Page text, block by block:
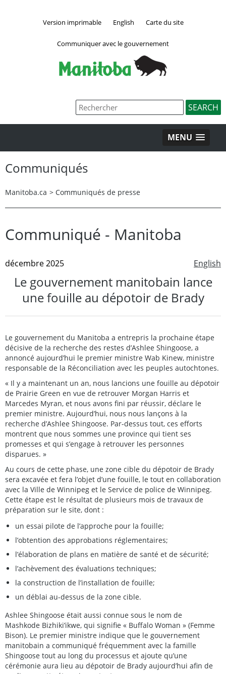
Version imprimable English Carte du site
Communiquer avec le gouvernement
MENU
Communiqués
Manitoba.ca > Communiqués de presse
Communiqué - Manitoba
English
décembre 2025
Le gouvernement manitobain lance
une fouille au dépotoir de Brady
Le gouvernement du Manitoba a entrepris la prochaine étape
décisive de la recherche des restes d’Ashlee Shingoose, a
annoncé aujourd’hui le premier ministre Wab Kinew, ministre
responsable de la Réconciliation avec les peuples autochtones.
« Il y a maintenant un an, nous lancions une fouille au dépotoir
de Prairie Green en vue de retrouver Morgan Harris et
Marcedes Myran, et nous avons fini par réussir, déclare le
premier ministre. Aujourd’hui, nous nous lançons à la
recherche d’Ashlee Shingoose. Par-dessus tout, ces efforts
montrent que nous sommes une province qui tient ses
promesses et qui s’engage à retrouver les personnes
disparues. »
Au cours de cette phase, une zone cible du dépotoir de Brady
sera excavée et fera l’objet d’une fouille, le tout en collaboration
avec la Ville de Winnipeg et le Service de police de Winnipeg.
Cette étape est le résultat de plusieurs mois de travaux de
préparation sur le site, dont :
un essai pilote de l’approche pour la fouille;
l’obtention des approbations réglementaires;
l’élaboration de plans en matière de santé et de sécurité;
l’achèvement des évaluations techniques;
la construction de l’installation de fouille;
un déblai au-dessus de la zone cible.
Ashlee Shingoose était aussi connue sous le nom de
Mashkode Bizhiki’ikwe, qui signifie « Buffalo Woman » (Femme
Bison). Le premier ministre indique que le gouvernement
manitobain a communiqué fréquemment avec la famille
Shingoose tout au long du processus et ajoute qu’une
cérémonie aura lieu au dépotoir de Brady aujourd’hui afin de